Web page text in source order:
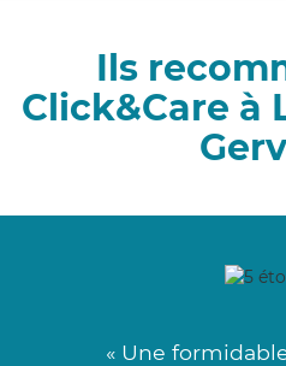
Ils
Click&Care à
« Une